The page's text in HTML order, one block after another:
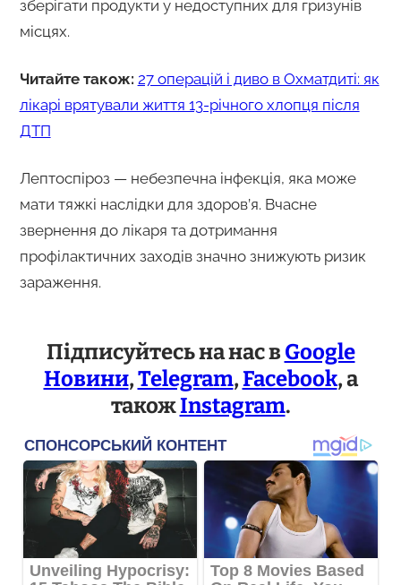
зберігати продукти у недоступних для гризунів
місцях.
Читайте також: 27 операцій і диво в Охматдиті: як
лікарі врятували життя 13-річного хлопця після
ДТП
Лептоспіроз — небезпечна інфекція, яка може
мати тяжкі наслідки для здоров’я. Вчасне
звернення до лікаря та дотримання
профілактичних заходів значно знижують ризик
зараження.
Підписуйтесь на нас вGoogle
Новини,Telegram,Facebook, а
такожInstagram.